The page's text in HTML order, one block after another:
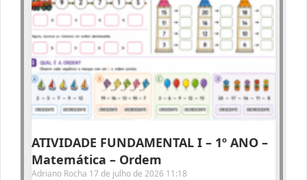
ATIVIDADE FUNDAMENTAL I – 1º ANO –
Matemática – Ordem
Adriano Rocha 17 de julho de 2026 11:18